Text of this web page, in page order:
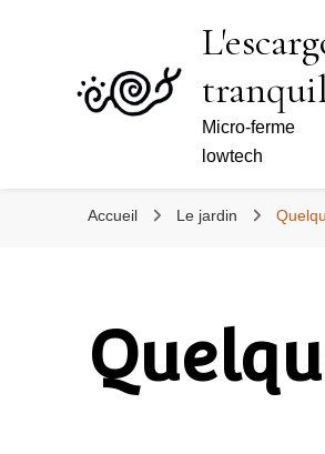
Micro-ferme
lowtech
Accueil Le jardin